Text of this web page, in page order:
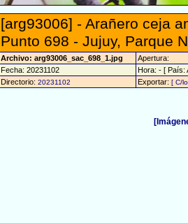
[arg93006] - Arañero ceja
Punto 698 - Jujuy, Parque
Archivo: arg93006_sac_698_1.jpg
Apertura:
Fecha: 20231102
Hora: - [ País:
Directorio: 20231102 Exportar: [ C/